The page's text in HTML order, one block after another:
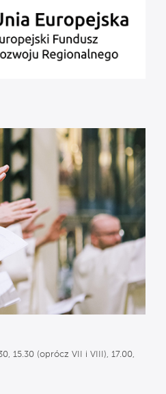
15.30 (oprócz VII i VIII), 17.00,